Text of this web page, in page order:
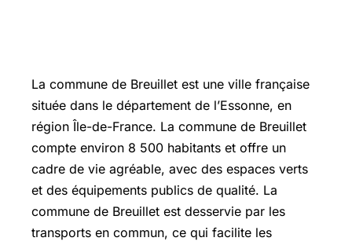
La commune de Breuillet est une ville française
située dans le département de l’Essonne, en
région Île-de-France. La commune de Breuillet
compte environ 8 500 habitants et offre un
cadre de vie agréable, avec des espaces verts
et des équipements publics de qualité. La
commune de Breuillet est desservie par les
transports en commun, ce qui facilite les